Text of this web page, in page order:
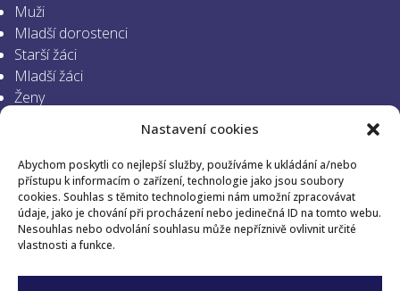
Nastavení cookies
Abychom poskytli co nejlepší služby, používáme k ukládání a/nebo
přístupu k informacím o zařízení, technologie jako jsou soubory
cookies. Souhlas s těmito technologiemi nám umožní zpracovávat
údaje, jako je chování při procházení nebo jedinečná ID na tomto webu.
Nesouhlas nebo odvolání souhlasu může nepříznivě ovlivnit určité
vlastnosti a funkce.
Muži
Mladší dorostenci
Starší žáci
Mladší žáci
Ženy
Mladší žákyně
Minižactvo
SLEDUJTE NÁS